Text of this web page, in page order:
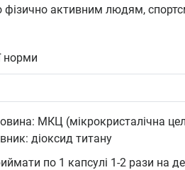
фізично активним людям,
норми
МКЦ (мікрокристалічна
діоксид титану
по 1 капсулі 1-2 рази на